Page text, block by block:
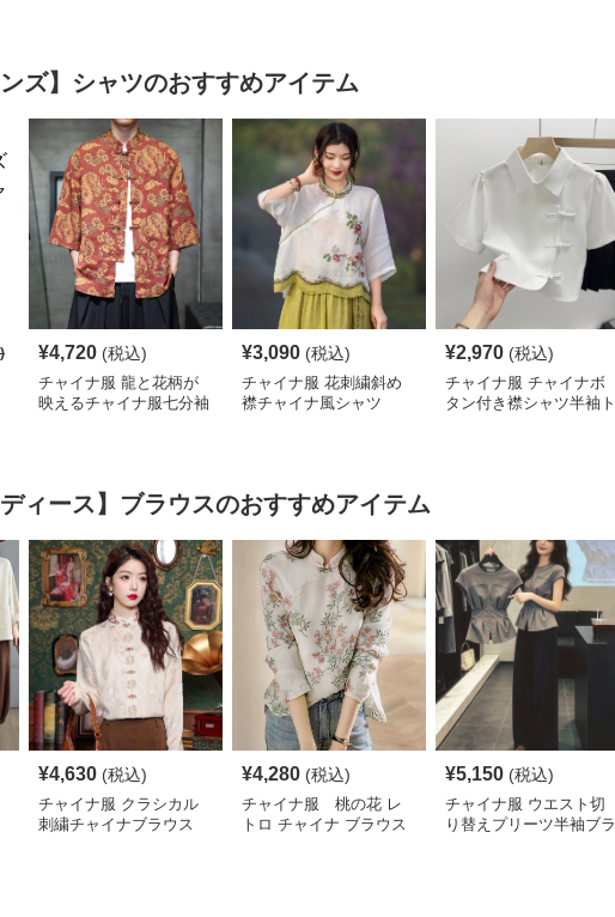
ンズ】シャツのおすすめアイテム
¥4,720 (税込)
チャイナ服 龍と花柄が
映えるチャイナ服七分袖
¥3,090 (税込)
チャイナ服 花刺繍斜め
襟チャイナ風シャツ
¥2,970 (税込)
チャイナ服 チャイナボ
タン付き襟シャツ半袖ト
ディース】ブラウスのおすすめアイテム
¥4,630 (税込)
チャイナ服 クラシカル
刺繍チャイナブラウス
¥4,280 (税込)
チャイナ服 桃の花 レ
トロ チャイナ ブラウス
¥5,150 (税込)
チャイナ服 ウエスト切
り替えプリーツ半袖ブラ